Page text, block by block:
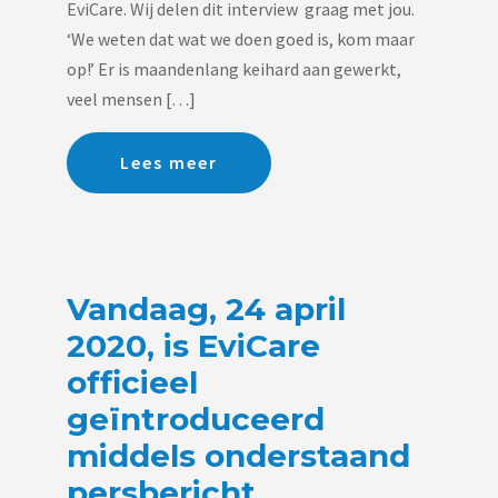
EviCare. Wij delen dit interview graag met jou.
‘We weten dat wat we doen goed is, kom maar
op!’ Er is maandenlang keihard aan gewerkt,
veel mensen […]
Lees meer
Vandaag, 24 april
2020, is EviCare
officieel
geïntroduceerd
middels onderstaand